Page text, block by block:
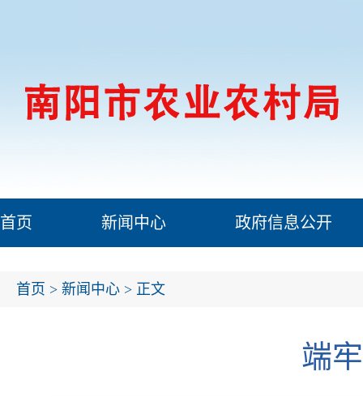
首页 新闻中心 政府信息公开
首页 > 新闻中心 > 正文
端